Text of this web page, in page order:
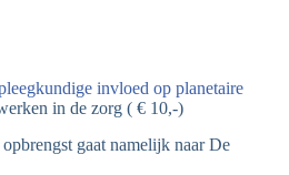
invloed op planetaire
in de zorg ( € 10,-)
opbrengst gaat namelijk naar De